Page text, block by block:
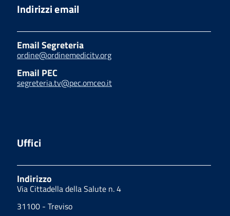
Indirizzi email
Email Segreteria
ordine@ordinemedicitv.org
Email PEC
segreteria.tv@pec.omceo.it
Uffici
Indirizzo
Via Cittadella della Salute n. 4
31100 - Treviso